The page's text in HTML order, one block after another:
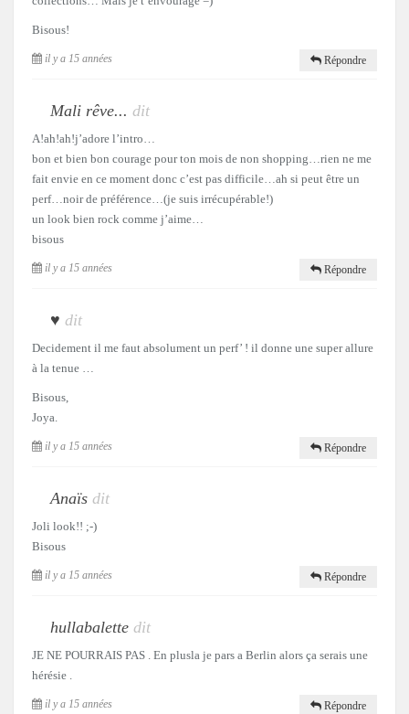
Bisous!
il y a 15 années Répondre
Mali rêve... dit
A!ah!ah!j’adore l’intro…
bon et bien bon courage pour ton mois de non shopping…rien ne me
fait envie en ce moment donc c’est pas difficile…ah si peut être un
perf…noir de préférence…(je suis irrécupérable!)
un look bien rock comme j’aime…
bisous
il y a 15 années Répondre
♥ dit
Decidement il me faut absolument un perf’ ! il donne une super allure
à la tenue …
Bisous,
Joya.
il y a 15 années Répondre
Anaïs dit
Joli look!! ;-)
Bisous
il y a 15 années Répondre
hullabalette dit
JE NE POURRAIS PAS . En plusla je pars a Berlin alors ça serais une
hérésie .
il y a 15 années Répondre